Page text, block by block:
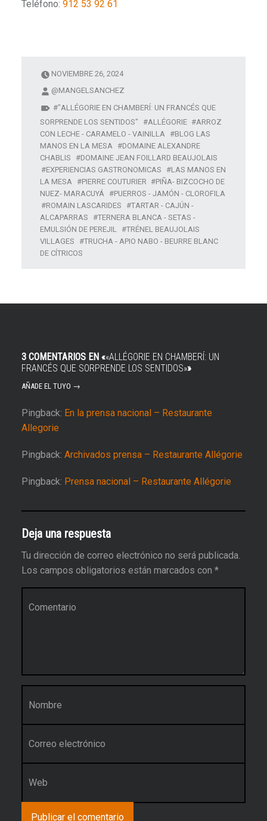
Teléfono: 912 53 92 61
NOVIEMBRE 26, 2024
@MANGELSANCHEZ
"ALLÉGORIE EN CHAMBERÍ: UN FRANCÉS QUE
SORPRENDE LOS SENTIDOS"
ALLÉGORIE
ARROZ
CON LECHE - CARAMELO - VAINILLA
BLOG LAS
MANOS EN LA MESA
DOMAINE ALEXANDRE
CHABLIS
DOMAINE JEAN FOILLARD BEAUJOLAIS
EXPERIENCIAS GASTRONOMICAS
LAS MANOS EN
LA MESA
PIERRE COUTURIER
PIÑA- BIZCOCHO DE
NUEZ- MARACUYÁ
PUERROS - JAMÓN - CLOROFILA
ROMAIN LASCARIDES
TARTAR - CAJÚN -
ALCAPARRAS
TERNERA BLANCA - SETAS -
EMULSIÓN DE PEREJIL
TRÉNEL BEAUJOLAIS
VILLAGES
TRUCHA - APIO NABO - BEURRE BLANC
DE CÍTRICOS
3 COMENTARIOS EN ««ALLÉGORIE EN CHAMBERÍ: UN
FRANCÉS QUE SORPRENDE LOS SENTIDOS»»
AÑADE EL TUYO →
Pingback: En la prensa nacional – Restaurante
Allegorie
Pingback: Archivados prensa – Restaurante Allégorie
Pingback: Prensa nacional – Restaurante Allégorie
Deja una respuesta
Tu dirección de correo electrónico no será publicada.
Los campos obligatorios están marcados con *
Nombre
*
Web